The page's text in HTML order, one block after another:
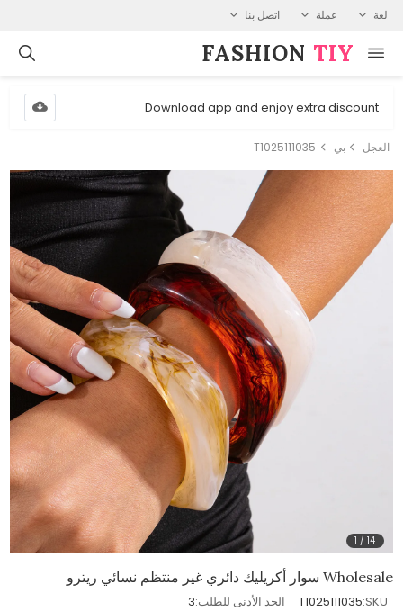
لغة عملة اتصل بنا
FASHION⁠ TIY
Download app and enjoy extra discount
العجل بي T1025111035
1 /14
Wholesale سوار أكريليك دائري غير منتظم نسائي ريترو
SKU:
T1025111035 الحد الأدنى للطلب:3